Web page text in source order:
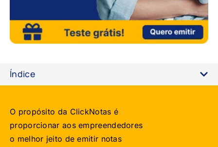
Índice
O propósito da ClickNotas é
proporcionar aos empreendedores
o melhor jeito de emitir notas